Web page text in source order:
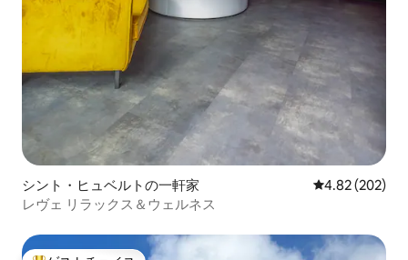
シント・ヒュベルトの一軒家 レビュー202
4.82 (202)
レヴェ リラックス＆ウェルネス